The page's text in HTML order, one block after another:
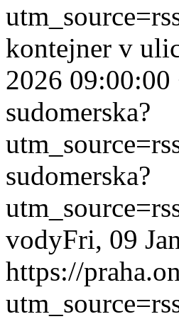
kontejner v
2026 09:00:00
sudomerska?
sudomerska?
vodyFri, 09
https://